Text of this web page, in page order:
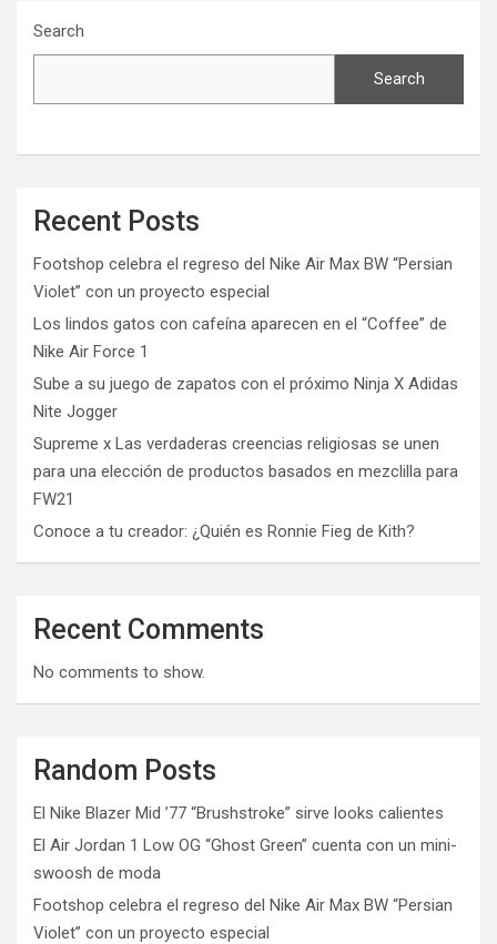
Search
Search
Recent Posts
Footshop celebra el regreso del Nike Air Max BW “Persian
Violet” con un proyecto especial
Los lindos gatos con cafeína aparecen en el “Coffee” de
Nike Air Force 1
Sube a su juego de zapatos con el próximo Ninja X Adidas
Nite Jogger
Supreme x Las verdaderas creencias religiosas se unen
para una elección de productos basados ​​en mezclilla para
FW21
Conoce a tu creador: ¿Quién es Ronnie Fieg de Kith?
Recent Comments
No comments to show.
Random Posts
El Nike Blazer Mid ’77 “Brushstroke” sirve looks calientes
El Air Jordan 1 Low OG “Ghost Green” cuenta con un mini-
swoosh de moda
Footshop celebra el regreso del Nike Air Max BW “Persian
Violet” con un proyecto especial